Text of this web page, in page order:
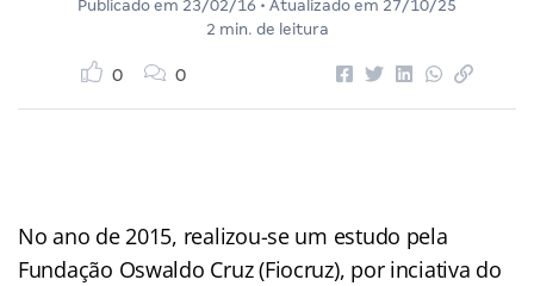
Publicado em 23/02/16 • Atualizado em 27/10/25
2 min. de leitura
0 0
No ano de 2015, realizou-se um estudo pela
Fundação Oswaldo Cruz (Fiocruz), por inciativa do